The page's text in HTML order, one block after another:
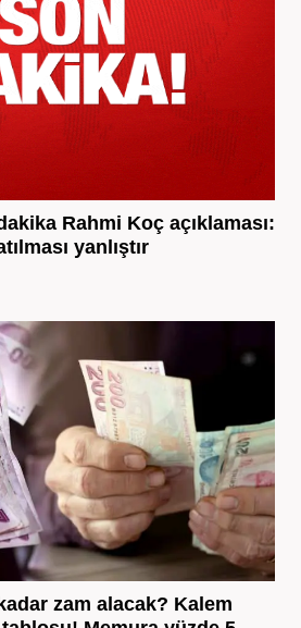
Rahmi Koç açıklaması:
yanlıştır
zam alacak? Kalem